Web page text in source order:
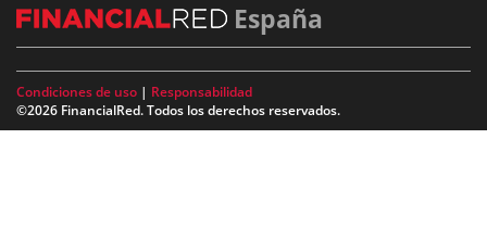
España
Condiciones de uso | Responsabilidad
©2026 FinancialRed. Todos los derechos reservados.